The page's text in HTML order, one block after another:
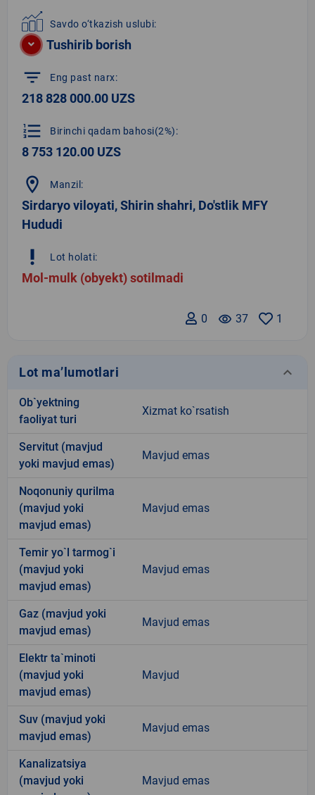
Savdo o‘tkazish uslubi:
Tushirib borish
filter_list Eng past narx:
218 828 000.00 UZS
format_list_numbered Birinchi qadam bahosi(2%):
8 753 120.00 UZS
location_on Manzil:
Sirdaryo viloyati, Shirin shahri, Do'stlik MFY
Hududi
priority_high Lot holati:
Mol-mulk (obyekt) sotilmadi
1
remove_red_eye 37
0
Lot ma’lumotlari keyboard_arrow_down
Ob`yektning
faoliyat turi
Xizmat ko`rsatish
Servitut (mavjud
yoki mavjud emas)
Mavjud emas
Noqonuniy qurilma
(mavjud yoki
mavjud emas)
Mavjud emas
Temir yo`l tarmog`i
(mavjud yoki
mavjud emas)
Mavjud emas
Gaz (mavjud yoki
mavjud emas)
Mavjud emas
Elektr ta`minoti
(mavjud yoki
mavjud emas)
Mavjud
Suv (mavjud yoki
mavjud emas)
Mavjud emas
Kanalizatsiya
(mavjud yoki
Mavjud emas